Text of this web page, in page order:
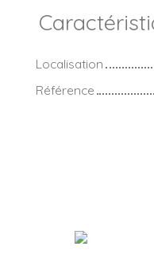
Localisation
Référence